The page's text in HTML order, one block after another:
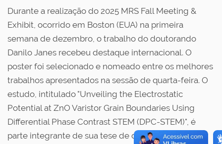
Durante a realização do 2025 MRS Fall Meeting &
Exhibit, ocorrido em Boston (EUA) na primeira
semana de dezembro, o trabalho do doutorando
Danilo Janes recebeu destaque internacional. O
poster foi selecionado e nomeado entre os melhores
trabalhos apresentados na sessão de quarta-feira. O
estudo, intitulado "Unveiling the Electrostatic
Potential at ZnO Varistor Grain Boundaries Using
Differential Phase Contrast STEM (DPC-STEM)", é
parte integrante de sua tese de doutorado no